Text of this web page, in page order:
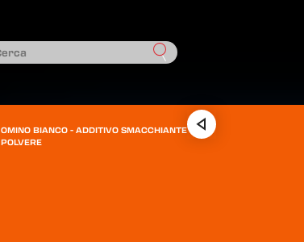
OMINO BIANCO - ADDITIVO SMACCHIANTE
POLVERE